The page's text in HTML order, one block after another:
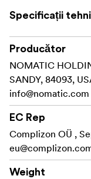
In the Box
Gomatic
Limited
Specificații
Producător
NOMATIC
SANDY, 84093,
info@nomatic.com
EC Rep
Complizon OÜ ,
Weight